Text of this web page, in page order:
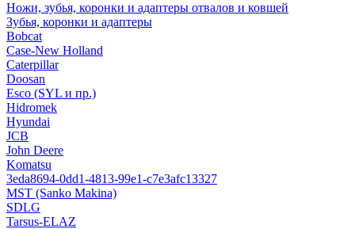
Ножи, зубья, коронки и адаптеры отвалов и ковшей
Зубья, коронки и адаптеры
Bobcat
Case-New Holland
Caterpillar
Doosan
Esco (SYL и пр.)
Hidromek
Hyundai
JCB
John Deere
Komatsu
3eda8694-0dd1-4813-99e1-c7e3afc13327
MST (Sanko Makina)
SDLG
Tarsus-ELAZ